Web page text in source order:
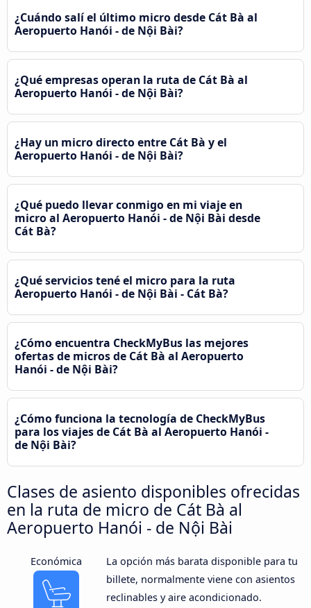
¿Cuándo salí el último micro desde Cát Bà al
Aeropuerto Hanói - de Nội Bài?
¿Qué empresas operan la ruta de Cát Bà al
Aeropuerto Hanói - de Nội Bài?
¿Hay un micro directo entre Cát Bà y el
Aeropuerto Hanói - de Nội Bài?
¿Qué puedo llevar conmigo en mi viaje en
micro al Aeropuerto Hanói - de Nội Bài desde
Cát Bà?
¿Qué servicios tené el micro para la ruta
Aeropuerto Hanói - de Nội Bài - Cát Bà?
¿Cómo encuentra CheckMyBus las mejores
ofertas de micros de Cát Bà al Aeropuerto
Hanói - de Nội Bài?
¿Cómo funciona la tecnología de CheckMyBus
para los viajes de Cát Bà al Aeropuerto Hanói -
de Nội Bài?
Clases de asiento disponibles ofrecidas
en la ruta de micro de Cát Bà al
Aeropuerto Hanói - de Nội Bài
Económica
La opción más barata disponible para tu
billete, normalmente viene con asientos
reclinables y aire acondicionado.